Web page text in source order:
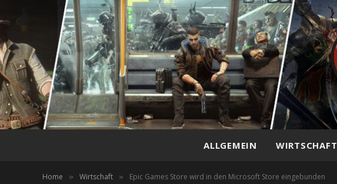
ALLGEMEIN WIRTSCHAFT
Home » Wirtschaft » Epic Games Store wird in den Microsoft Store eingebunden